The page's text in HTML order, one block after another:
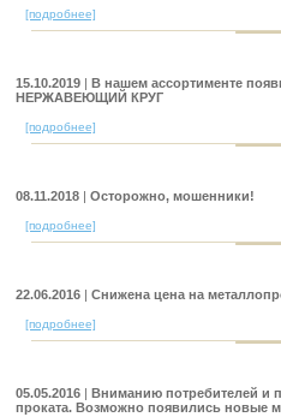
[подробнее]
15.10.2019
В нашем ассортименте
НЕРЖАВЕЮЩИЙ КРУГ
[подробнее]
08.11.2018 Осторожно, мошенники!
[подробнее]
22.06.2016 Cнижена цена на
[подробнее]
05.05.2016
Вниманию потребителей и
проката. Возможно появились новые